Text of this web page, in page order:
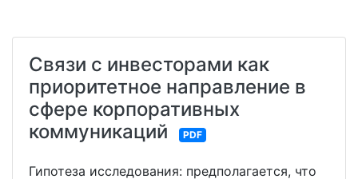
Связи с инвесторами как
приоритетное направление в
сфере корпоративных
коммуникаций
PDF
Гипотеза исследования: предполагается, что